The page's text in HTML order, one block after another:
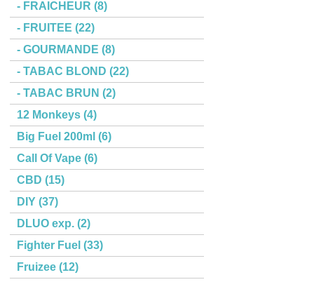
- FRAICHEUR (8)
- FRUITEE (22)
- GOURMANDE (8)
- TABAC BLOND (22)
- TABAC BRUN (2)
12 Monkeys (4)
Big Fuel 200ml (6)
Call Of Vape (6)
CBD (15)
DIY (37)
DLUO exp. (2)
Fighter Fuel (33)
Fruizee (12)